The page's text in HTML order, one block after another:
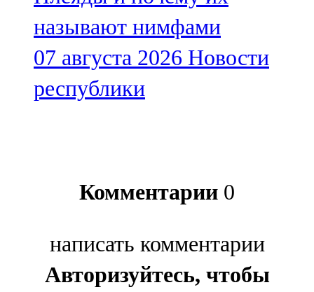
называют нимфами
07 августа 2026 Новости
республики
Комментарии 0
написать комментарии
Авторизуйтесь, чтобы